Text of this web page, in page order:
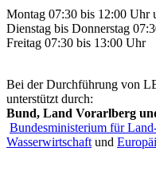
Montag 07:30 bis 12:00 Uhr
Dienstag bis Donnerstag
Freitag 07:30 bis 13:00 Uhr
Bei der Durchführung von
unterstützt durch:
Bund, Land Vorarlberg
Bundesministerium für
Wasserwirtschaft und